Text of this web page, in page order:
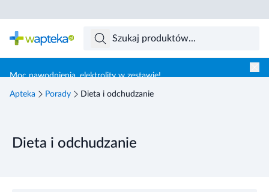
Moc nawodnienia, elektrolity w zestawie!
Apteka Porady Dieta i odchudzanie
Dieta i odchudzanie